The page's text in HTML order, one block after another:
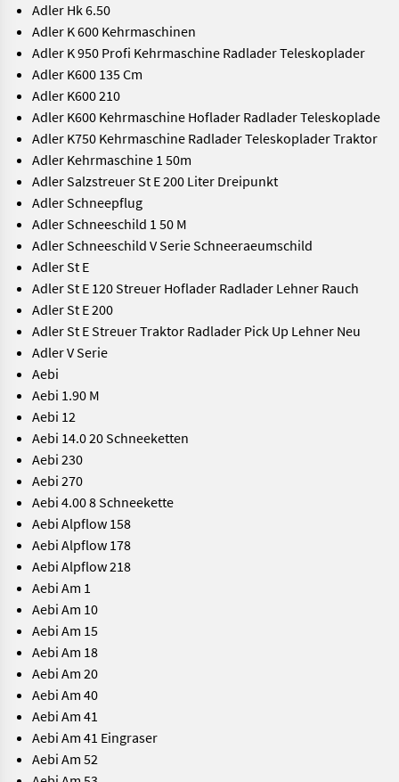
Adler Hk 6.50
Adler K 600 Kehrmaschinen
Adler K 950 Profi Kehrmaschine Radlader Teleskoplader
Adler K600 135 Cm
Adler K600 210
Adler K600 Kehrmaschine Hoflader Radlader Teleskoplade
Adler K750 Kehrmaschine Radlader Teleskoplader Traktor
Adler Kehrmaschine 1 50m
Adler Salzstreuer St E 200 Liter Dreipunkt
Adler Schneepflug
Adler Schneeschild 1 50 M
Adler Schneeschild V Serie Schneeraeumschild
Adler St E
Adler St E 120 Streuer Hoflader Radlader Lehner Rauch
Adler St E 200
Adler St E Streuer Traktor Radlader Pick Up Lehner Neu
Adler V Serie
Aebi
Aebi 1.90 M
Aebi 12
Aebi 14.0 20 Schneeketten
Aebi 230
Aebi 270
Aebi 4.00 8 Schneekette
Aebi Alpflow 158
Aebi Alpflow 178
Aebi Alpflow 218
Aebi Am 1
Aebi Am 10
Aebi Am 15
Aebi Am 18
Aebi Am 20
Aebi Am 40
Aebi Am 41
Aebi Am 41 Eingraser
Aebi Am 52